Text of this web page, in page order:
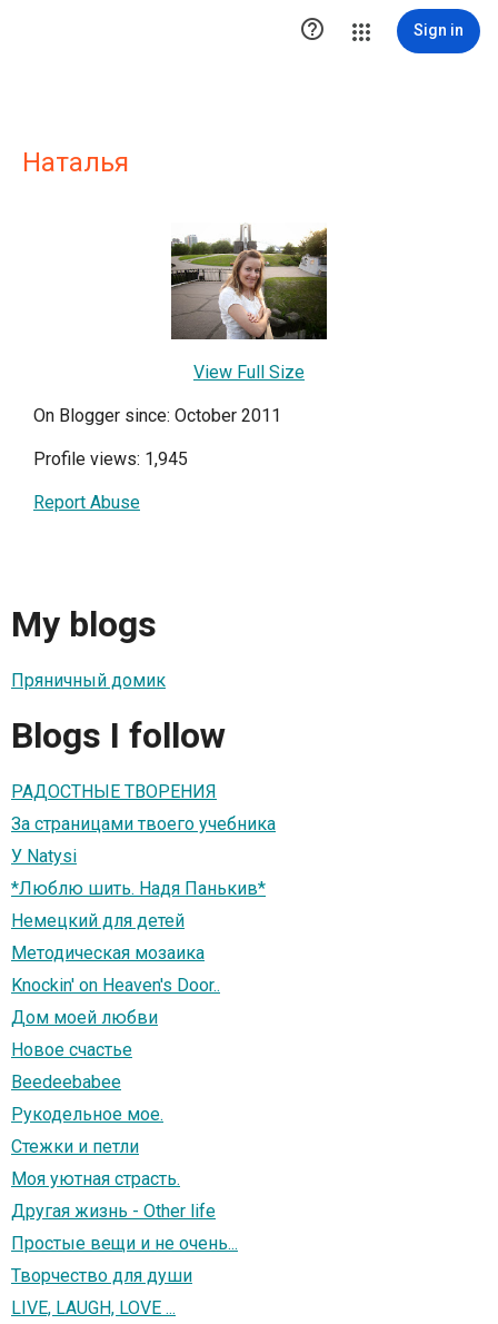
 Sign in
Наталья
View Full Size
On Blogger since: October 2011
Profile views: 1,945
Report Abuse
My blogs
Пряничный домик
Blogs I follow
РАДОСТНЫЕ ТВОРЕНИЯ
За страницами твоего учебника
У Natysi
*Люблю шить. Надя Панькив*
Немецкий для детей
Методическая мозаика
Knockin' on Heaven's Door..
Дом моей любви
Новое счастье
Beedeebabee
Рукодельное мое.
Стежки и петли
Моя уютная страсть.
Другая жизнь - Other life
Простые вещи и не очень...
Творчество для души
LIVE, LAUGH, LOVE ...